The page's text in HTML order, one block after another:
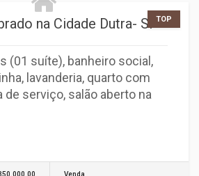
TOP
na Cidade Dutra- SP
(01 suíte), banheiro social,
lavanderia, quarto com
de serviço, salão aberto na
Venda